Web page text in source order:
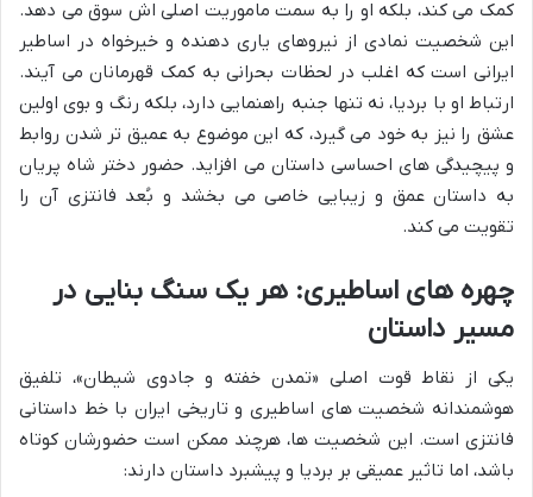
کمک می کند، بلکه او را به سمت ماموریت اصلی اش سوق می دهد.
این شخصیت نمادی از نیروهای یاری دهنده و خیرخواه در اساطیر
ایرانی است که اغلب در لحظات بحرانی به کمک قهرمانان می آیند.
ارتباط او با بردیا، نه تنها جنبه راهنمایی دارد، بلکه رنگ و بوی اولین
عشق را نیز به خود می گیرد، که این موضوع به عمیق تر شدن روابط
و پیچیدگی های احساسی داستان می افزاید. حضور دختر شاه پریان
به داستان عمق و زیبایی خاصی می بخشد و بُعد فانتزی آن را
تقویت می کند.
چهره های اساطیری: هر یک سنگ بنایی در
مسیر داستان
یکی از نقاط قوت اصلی «تمدن خفته و جادوی شیطان»، تلفیق
هوشمندانه شخصیت های اساطیری و تاریخی ایران با خط داستانی
فانتزی است. این شخصیت ها، هرچند ممکن است حضورشان کوتاه
باشد، اما تاثیر عمیقی بر بردیا و پیشبرد داستان دارند: